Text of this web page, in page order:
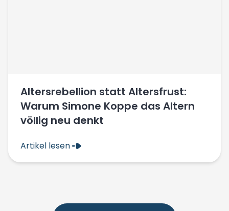
Altersrebellion statt Altersfrust:
Warum Simone Koppe das Altern
völlig neu denkt
Artikel lesen